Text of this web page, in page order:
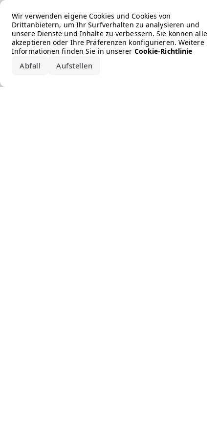
Wir verwenden eigene Cookies und Cookies von
Drittanbietern, um Ihr Surfverhalten zu analysieren und
unsere Dienste und Inhalte zu verbessern. Sie können alle
akzeptieren oder Ihre Präferenzen konfigurieren. Weitere
Informationen finden Sie in unserer Cookie-Richtlinie
Abfall Aufstellen
Error loading the brand